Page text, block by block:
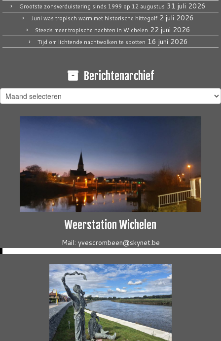
Grootste zonsverduistering sinds 1999 op 12 augustus 31 juli 2026
Juni was tropisch warm met historische hittegolf 2 juli 2026
Steeds meer tropische nachten in Wichelen 22 juni 2026
Tijd om lichtende nachtwolken te spotten 16 juni 2026
Berichtenarchief
Berichtenarchief
Weerstation Wichelen
Mail: yvescrombeen@skynet.be